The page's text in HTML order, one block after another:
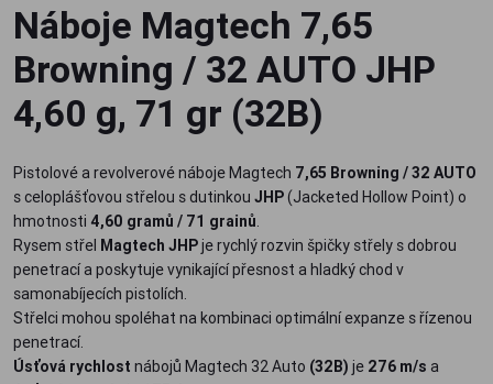
Náboje Magtech 7,65
Browning / 32 AUTO JHP
4,60 g, 71 gr (32B)
Pistolové a revolverové náboje Magtech 7,65 Browning / 32 AUTO
s celoplášťovou střelou s dutinkou JHP(Jacketed Hollow Point) o
hmotnosti 4,60 gramů / 71 grainů
Rysem střel Magtech JHPje rychlý rozvin špičky střely s dobrou
penetrací a poskytuje vynikající přesnost a hladký chod v
samonabíjecích pistolích.
Střelci mohou spoléhat na kombinaci optimální expanze s řízenou
penetrací.
Úsťová rychlost nábojů Magtech 32 Auto (32B) je 276 m/s a